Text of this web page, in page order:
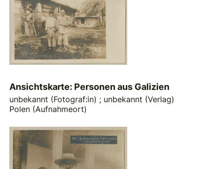
Ansichtskarte: Personen aus Galizien
unbekannt (Fotograf:in) ; unbekannt (Verlag)
Polen (Aufnahmeort)